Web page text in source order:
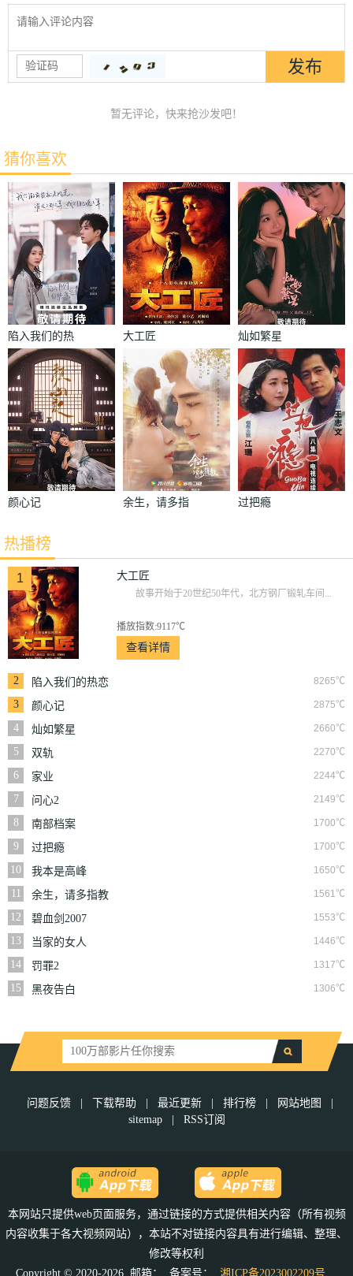
暂无评论，快来抢沙发吧！
猜你喜欢
陷入我们的热
恋
大工匠 灿如繁星
颜心记
余生，请多指
过把瘾
热播榜
1 大工匠
故事开始于20世纪50年代，北方钢厂锻轧车间...
播放指数:9117℃
查看详情
2 8265℃
陷入我们的热恋
3
2875℃
颜心记
4
2660℃
灿如繁星
5
2270℃
双轨
6
2244℃
家业
7
2149℃
问心2
8
1700℃
南部档案
9
1700℃
过把瘾
10
1650℃
我本是高峰
11
1561℃
余生，请多指教
12
1553℃
碧血剑2007
13
1446℃
当家的女人
14
1317℃
罚罪2
15
1306℃
黑夜告白
问题反馈 下载帮助 最近更新 排行榜 网站地图
sitemap
RSS订阅
本网站只提供web页面服务，通过链接的方式提供相关内容（所有视频
内容收集于各大视频网站），本站不对链接内容具有进行编辑、整理、
修改等权利
Copyright © 2020-2026 邮箱：
备案号： 湘ICP备2023002209号